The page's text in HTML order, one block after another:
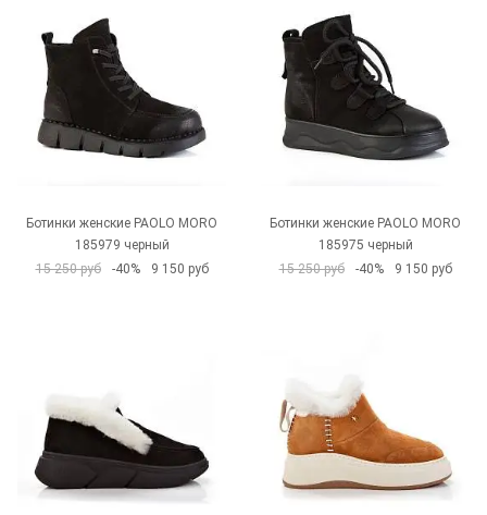
Ботинки женские PAOLO MORO
185979 черный
15 250 руб
-40% 9 150 руб
Ботинки женские PAOLO MORO
185975 черный
15 250 руб
-40% 9 150 руб